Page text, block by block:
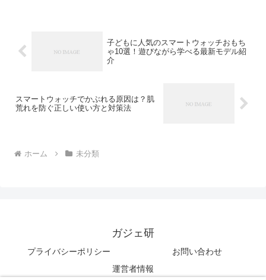
子どもに人気のスマートウォッチおもち
ゃ10選！遊びながら学べる最新モデル紹
介
スマートウォッチでかぶれる原因は？肌
荒れを防ぐ正しい使い方と対策法
ホーム 未分類
ガジェ研
プライバシーポリシー
お問い合わせ
運営者情報